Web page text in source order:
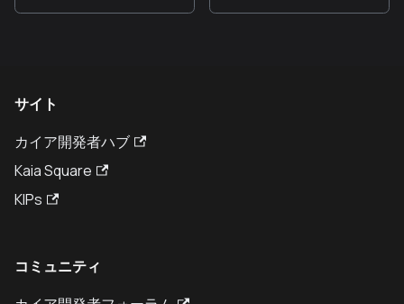
サイト
カイア開発者ハブ
Kaia Square
KIPs
コミュニティ